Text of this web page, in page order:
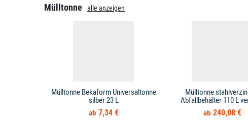
Mülltonne alle anzeigen
Mülltonne Bekaform Universaltonne
silber 23 L
7,34 €
Mülltonne
Abfallbehälter 110 L
240,08 €